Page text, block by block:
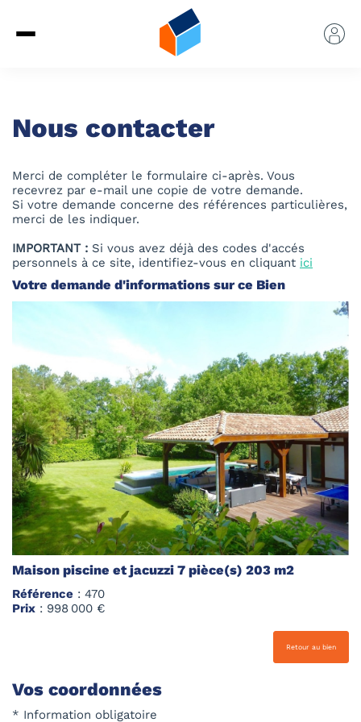
Nous contacter
Merci de compléter le formulaire ci-après. Vous
recevrez par e-mail une copie de votre demande.
Si votre demande concerne des références particulières,
merci de les indiquer.
IMPORTANT : Si vous avez déjà des codes d'accés
personnels à ce site, identifiez-vous en cliquant ici
Votre demande d'informations sur ce Bien
Maison piscine et jacuzzi 7 pièce(s) 203 m2
Référence : 470
Prix : 998 000 €
Retour au bien
Vos coordonnées
* Information obligatoire